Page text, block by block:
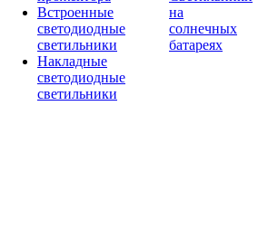
Встроенные
светодиодные
светильники
Накладные
светодиодные
светильники
на
солнечных
батареях